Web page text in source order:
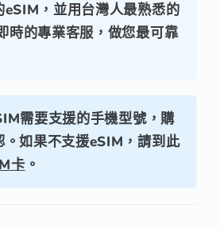
eSIM，並用台灣人最熟悉的
時的專業客服，做您最可靠
需要支援的手機型號，購
。如果不支援eSIM，請到此
卡 。